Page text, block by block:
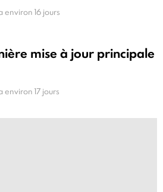
environ 16 jours
mise à jour principale
environ 17 jours